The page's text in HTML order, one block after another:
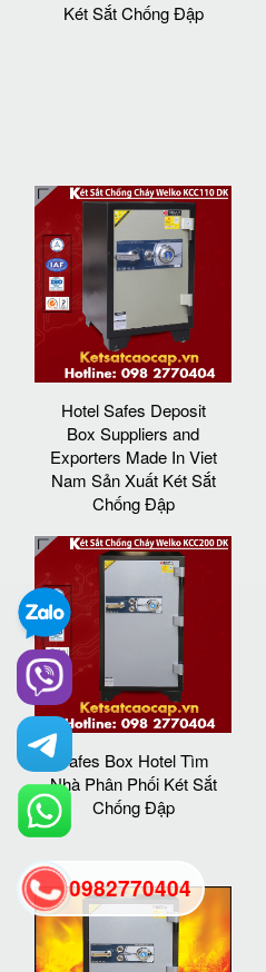
Két Sắt Chống Đập
Hotel Safes Deposit
Box Suppliers and
Exporters Made In Viet
Nam Sản Xuất Két Sắt
Chống Đập
Safes Box Hotel Tìm
Nhà Phân Phối Két Sắt
Chống Đập
0982770404